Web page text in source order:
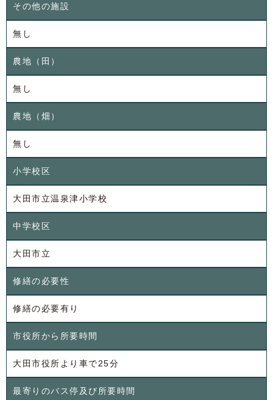
その他の施設
無し
農地（田）
無し
農地（畑）
無し
小学校区
大田市立温泉津小学校
中学校区
大田市立
修繕の必要性
修繕の必要有り
市役所から所要時間
大田市役所より車で25分
最寄りのバス停及び所要時間